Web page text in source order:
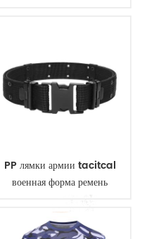
PP лямки армии tacitcal
военная форма ремень